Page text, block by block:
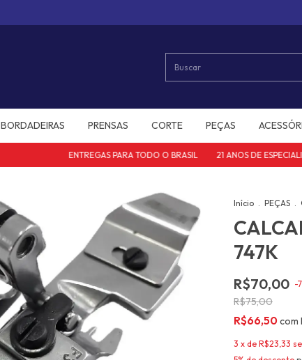
BORDADEIRAS PRENSAS CORTE PEÇAS
ENTREGAS PARA TODO O BRASIL 21 ANOS DE
Início . PEÇAS .
747K
R$70,00 -7
R$75,00
R$66,50com
3 x de R$23,33